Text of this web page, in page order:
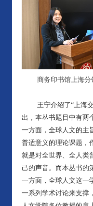
商务印书馆上海
王宁介绍了“上海交
出，本丛书题目中有两
一方面，全球人文的主
普适意义的理论课题，
就是对全世界、全人类
己的声音。而本丛书的
一方面，全球人文这一
一系列学术讨论来支撑